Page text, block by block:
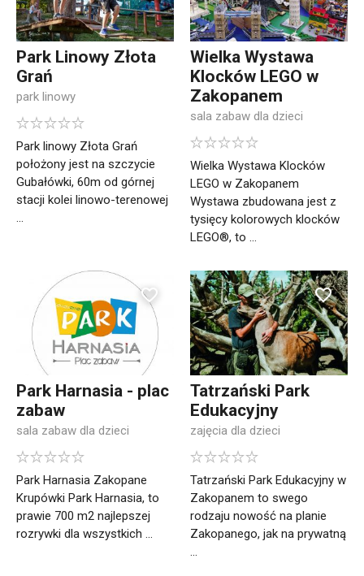
Park Linowy Złota
Grań
park linowy
Park linowy Złota Grań
położony jest na szczycie
Gubałówki, 60m od górnej
stacji kolei linowo-terenowej
...
Wielka Wystawa
Klocków LEGO w
Zakopanem
sala zabaw dla dzieci
Wielka Wystawa Klocków
LEGO w Zakopanem
Wystawa zbudowana jest z
tysięcy kolorowych klocków
LEGO®, to ...
Park Harnasia - plac
zabaw
sala zabaw dla dzieci
Park Harnasia Zakopane
Krupówki Park Harnasia, to
prawie 700 m2 najlepszej
rozrywki dla wszystkich ...
Tatrzański Park
Edukacyjny
zajęcia dla dzieci
Tatrzański Park Edukacyjny w
Zakopanem to swego
rodzaju nowość na planie
Zakopanego, jak na prywatną
...